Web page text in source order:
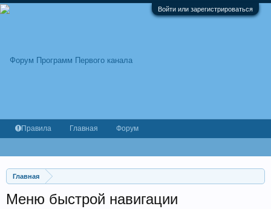
Войти или зарегистрироваться
Главная
Меню быстрой навигации
Правила Главная Форум